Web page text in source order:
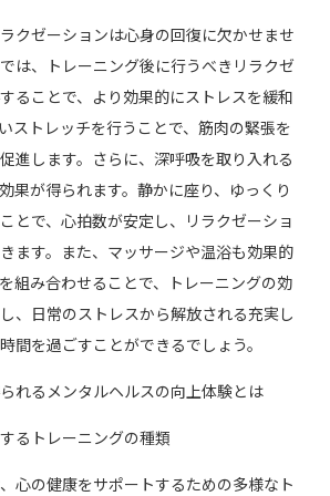
クゼーションは心身の回復に欠かせませ
は、トレーニング後に行うべきリラクゼ
ることで、より効果的にストレスを緩和
ストレッチを行うことで、筋肉の緊張を
進します。さらに、深呼吸を取り入れる
果が得られます。静かに座り、ゆっくり
とで、心拍数が安定し、リラクゼーショ
ます。また、マッサージや温浴も効果的
組み合わせることで、トレーニングの効
、日常のストレスから解放される充実し
間を過ごすことができるでしょう。
れるメンタルヘルスの向上体験とは
るトレーニングの種類
心の健康をサポートするための多様なト